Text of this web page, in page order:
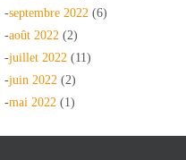
-septembre 2022 (6)
-août 2022 (2)
-juillet 2022 (11)
-juin 2022 (2)
-mai 2022 (1)